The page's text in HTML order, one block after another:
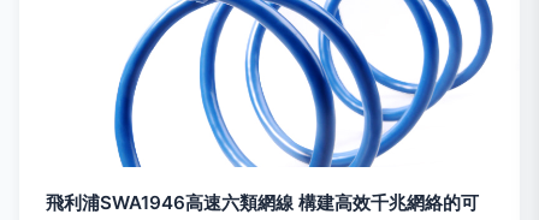
飛利浦SWA1946高速六類網線 構建高效千兆網絡的可